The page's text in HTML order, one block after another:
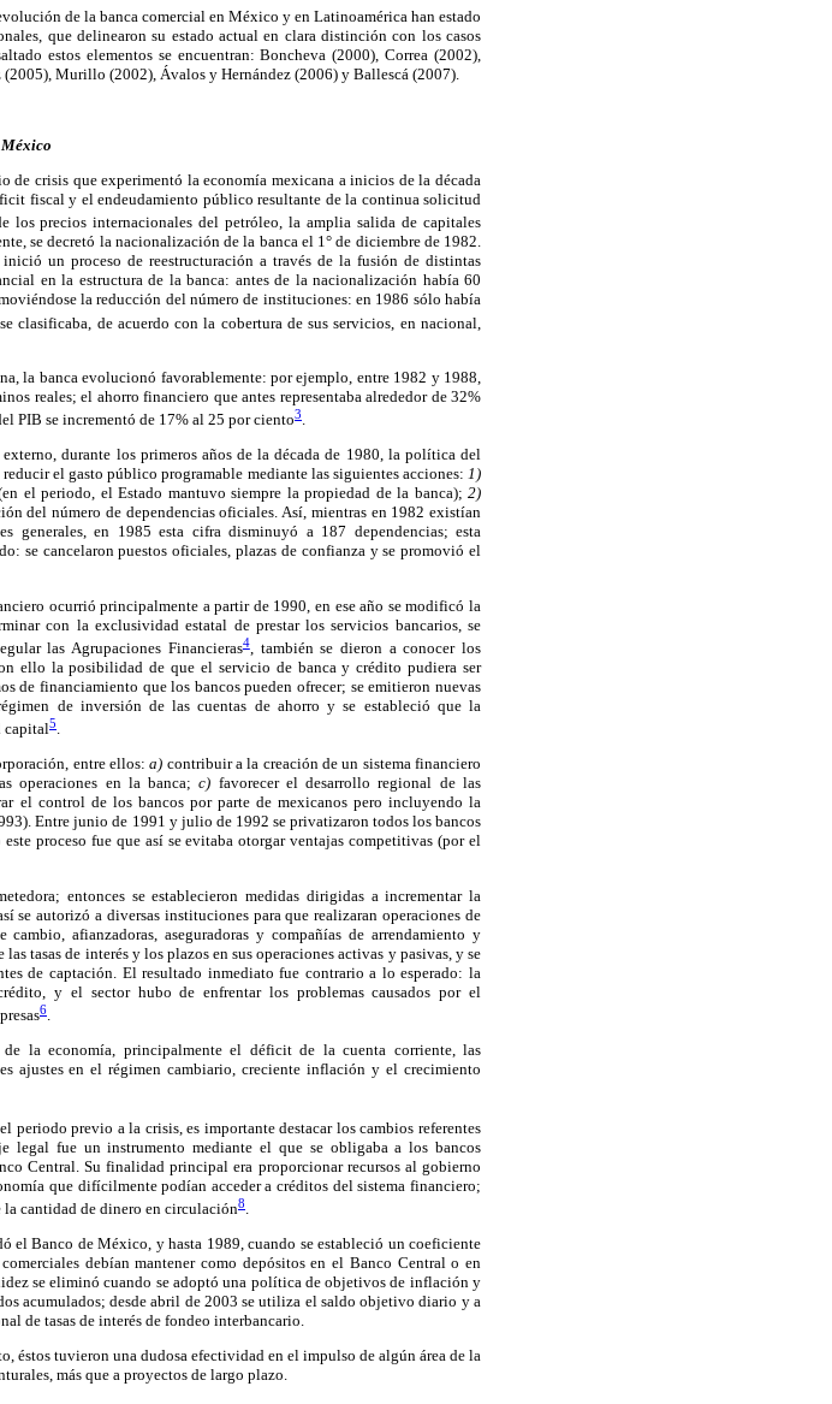
de la banca comercial en México y en Latinoamérica han estado
que delinearon su estado actual en clara distinción con los casos
estos elementos se encuentran: Boncheva (2000), Correa (2002),
Murillo (2002), Ávalos y Hernández (2006) y Ballescá (2007).
de crisis que experimentó la economía mexicana a inicios de la década
fiscal y el endeudamiento público resultante de la continua solicitud
los precios internacionales del petróleo, la amplia salida de capitales
se decretó la nacionalización de la banca el 1° de diciembre de 1982.
un proceso de reestructuración a través de la fusión de distintas
en la estructura de la banca: antes de la nacionalización había 60
la reducción del número de instituciones: en 1986 sólo había
clasificaba, de acuerdo con la cobertura de sus servicios, en nacional,
la banca evolucionó favorablemente: por ejemplo, entre 1982 y 1988,
reales; el ahorro financiero que antes representaba alrededor de 32%
PIB se incrementó de 17% al 25 por ciento3.
durante los primeros años de la década de 1980, la política del
el gasto público programable mediante las siguientes acciones: 1)
el periodo, el Estado mantuvo siempre la propiedad de la banca); 2)
del número de dependencias oficiales. Así, mientras en 1982 existían
generales, en 1985 esta cifra disminuyó a 187 dependencias; esta
se cancelaron puestos oficiales, plazas de confianza y se promovió el
ocurrió principalmente a partir de 1990, en ese año se modificó la
con la exclusividad estatal de prestar los servicios bancarios, se
las Agrupaciones Financieras4, también se dieron a conocer los
ello la posibilidad de que el servicio de banca y crédito pudiera ser
de financiamiento que los bancos pueden ofrecer; se emitieron nuevas
de inversión de las cuentas de ahorro y se estableció que la
capital5.
entre ellos:a) contribuir a la creación de un sistema financiero
operaciones en la banca;c) favorecer el desarrollo regional de las
el control de los bancos por parte de mexicanos pero incluyendo la
Entre junio de 1991 y julio de 1992 se privatizaron todos los bancos
proceso fue que así se evitaba otorgar ventajas competitivas (por el
entonces se establecieron medidas dirigidas a incrementar la
se autorizó a diversas instituciones para que realizaran operaciones de
afianzadoras, aseguradoras y compañías de arrendamiento y
tasas de interés y los plazos en sus operaciones activas y pasivas, y se
de captación. El resultado inmediato fue contrario a lo esperado: la
y el sector hubo de enfrentar los problemas causados por el
6
la economía, principalmente el déficit de la cuenta corriente, las
ajustes en el régimen cambiario, creciente inflación y el crecimiento
periodo previo a la crisis, es importante destacar los cambios referentes
fue un instrumento mediante el que se obligaba a los bancos
Central. Su finalidad principal era proporcionar recursos al gobierno
que difícilmente podían acceder a créditos del sistema financiero;
cantidad de dinero en circulación8
el Banco de México, y hasta 1989, cuando se estableció un coeficiente
debían mantener como depósitos en el Banco Central o en
se eliminó cuando se adoptó una política de objetivos de inflación y
acumulados; desde abril de 2003 se utiliza el saldo objetivo diario y a
de tasas de interés de fondeo interbancario.
éstos tuvieron una dudosa efectividad en el impulso de algún área de la
más que a proyectos de largo plazo.